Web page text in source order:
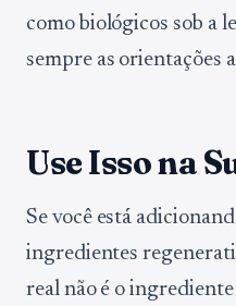
como biológicos sob a
sempre as orientações
Use Isso na
Se você está
ingredientes
real não é o ingrediente